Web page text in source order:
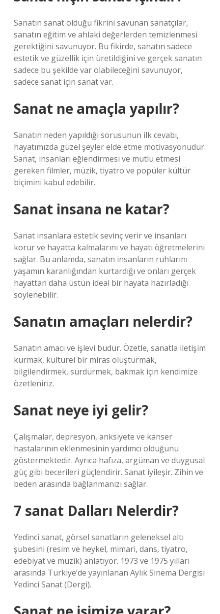
Sanatın sanat olduğu fikrini savunan sanatçılar,
sanatın eğitim ve ahlaki değerlerden temizlenmesi
gerektiğini savunuyor. Bu fikirde, sanatın sadece
estetik ve güzellik için üretildiğini ve gerçek sanatın
sadece bu şekilde var olabileceğini savunuyor,
sadece sanat için sanat var.
Sanat ne amaçla yapılır?
Sanatın neden yapıldığı sorusunun ilk cevabı,
hayatımızda güzel şeyler elde etme motivasyonudur.
Sanat, insanları eğlendirmesi ve mutlu etmesi
gereken filmler, müzik, tiyatro ve popüler kültür
biçimini kabul edebilir.
Sanat insana ne katar?
Sanat insanlara estetik sevinç verir ve insanları
korur ve hayatta kalmalarını ve hayatı öğretmelerini
sağlar. Bu anlamda, sanatın insanların ruhlarını
yaşamın karanlığından kurtardığı ve onları gerçek
hayattan daha üstün ideal bir hayata hazırladığı
söylenebilir.
Sanatın amaçları nelerdir?
Sanatın amacı ve işlevi budur. Özetle, sanatla iletişim
kurmak, kültürel bir miras oluşturmak,
bilgilendirmek, sürdürmek, bakmak için kendimize
özetleniriz.
Sanat neye iyi gelir?
Çalışmalar, depresyon, anksiyete ve kanser
hastalarının eklenmesinin yardımcı olduğunu
göstermektedir. Ayrıca hafıza, argüman ve duygusal
güç gibi becerileri güçlendirir. Sanat iyileşir. Zihin ve
beden arasında bağlanmanızı sağlar.
7 sanat Dalları Nelerdir?
Yedinci sanat, görsel sanatların geleneksel altı
şubesini (resim ve heykel, mimari, dans, tiyatro,
edebiyat ve müzik) anlatıyor. 1973 ve 1975 yılları
arasında Türkiye’de yayınlanan Aylık Sinema Dergisi
Yedinci Sanat (Dergi).